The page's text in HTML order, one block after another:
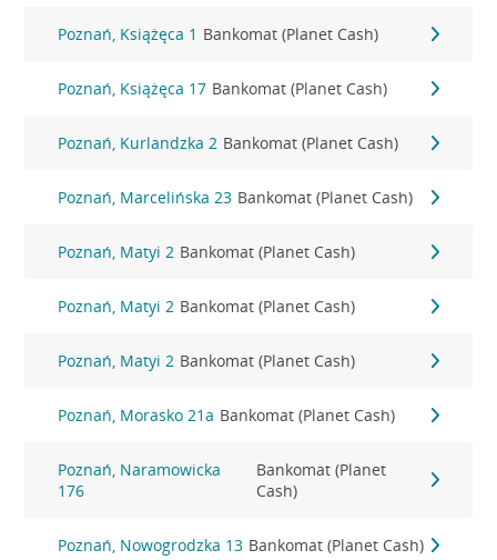
Poznań, Książęca 1 Bankomat (Planet Cash)
Poznań, Książęca 17 Bankomat (Planet Cash)
Poznań, Kurlandzka 2 Bankomat (Planet Cash)
Poznań, Marcelińska 23 Bankomat (Planet Cash)
Poznań, Matyi 2 Bankomat (Planet Cash)
Poznań, Matyi 2 Bankomat (Planet Cash)
Poznań, Matyi 2 Bankomat (Planet Cash)
Poznań, Morasko 21a Bankomat (Planet Cash)
Poznań, Naramowicka
176
Bankomat (Planet
Cash)
Poznań, Nowogrodzka 13 Bankomat (Planet Cash)